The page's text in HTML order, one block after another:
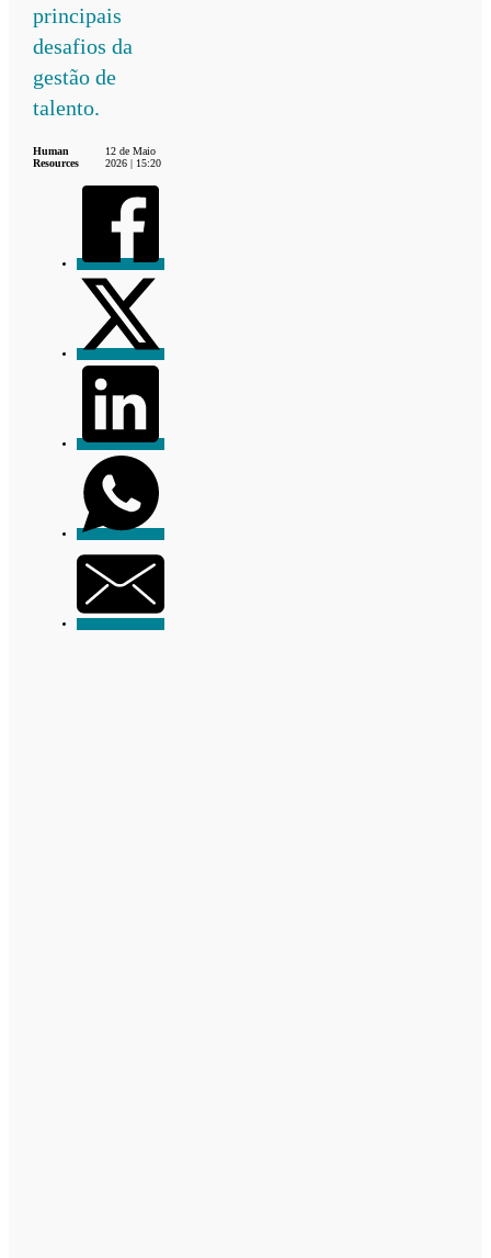
principais
desafios da
gestão de
talento.
Human
Resources
12 de Maio
2026 | 15:20